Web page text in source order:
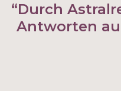
“Durch
Antworten